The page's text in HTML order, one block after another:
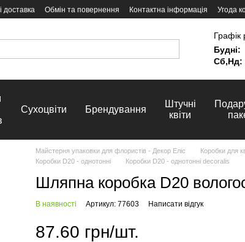
доставка Обмін та повернення Контактна інформація Угода
Графік
Будні:
Сб,Нд:
Сухоцвіти Брендування
Штучні
квіти
Майстерня упаковки для флористів - Декор Еліс Коробки для
Коробки D20 - однотонні
Коробки D20 - однотонні decoralis
Шляпна коробка D20
В наявності Артикул: 77603 Написати відгук
87.60 грн/шт.